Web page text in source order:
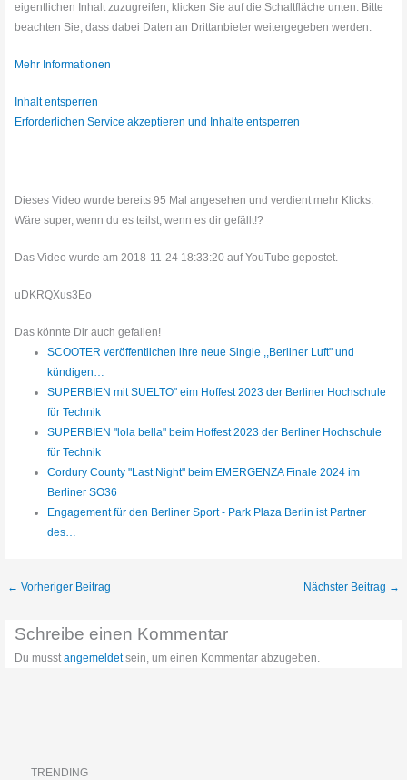
eigentlichen Inhalt zuzugreifen, klicken Sie auf die Schaltfläche unten. Bitte
beachten Sie, dass dabei Daten an Drittanbieter weitergegeben werden.
Mehr Informationen
Inhalt entsperren
Erforderlichen Service akzeptieren und Inhalte entsperren
Dieses Video wurde bereits 95 Mal angesehen und verdient mehr Klicks.
Wäre super, wenn du es teilst, wenn es dir gefällt!?
Das Video wurde am 2018-11-24 18:33:20 auf YouTube gepostet.
uDKRQXus3Eo
Das könnte Dir auch gefallen!
SCOOTER veröffentlichen ihre neue Single ,,Berliner Luft" und
kündigen…
SUPERBIEN mit SUELTO" eim Hoffest 2023 der Berliner Hochschule
für Technik
SUPERBIEN "lola bella" beim Hoffest 2023 der Berliner Hochschule
für Technik
Cordury County "Last Night" beim EMERGENZA Finale 2024 im
Berliner SO36
Engagement für den Berliner Sport - Park Plaza Berlin ist Partner
des…
← Vorheriger Beitrag Nächster Beitrag →
Schreibe einen Kommentar
Du musstangemeldetsein, um einen Kommentar abzugeben.
TRENDING